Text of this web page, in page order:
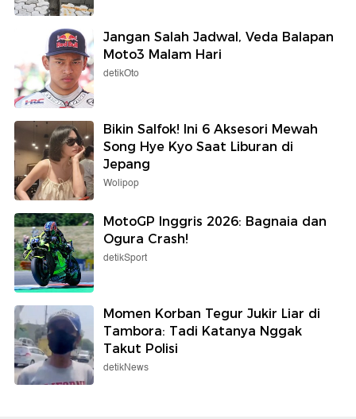
Jangan Salah Jadwal, Veda Balapan
Moto3 Malam Hari
detikOto
Bikin Salfok! Ini 6 Aksesori Mewah
Song Hye Kyo Saat Liburan di
Jepang
Wolipop
MotoGP Inggris 2026: Bagnaia dan
Ogura Crash!
detikSport
Momen Korban Tegur Jukir Liar di
Tambora: Tadi Katanya Nggak
Takut Polisi
detikNews